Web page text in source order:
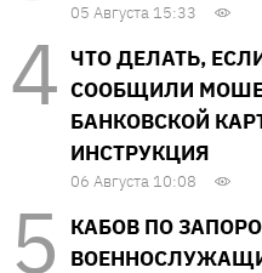
05 Августа 15:33
ЧТО ДЕЛАТЬ,
СООБЩИЛИ
БАНКОВСКОЙ
ИНСТРУКЦИЯ
06 Августа 10:08
КАБОВ ПО